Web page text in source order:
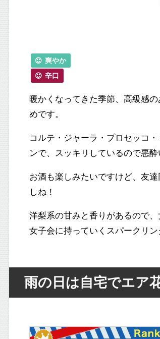
爽やか
辛口
暖かくなってきた季節、高級感
めです。
コルテ・ジャーラ・プロセッコ
ンで、スッキリしているので悪
お酒も楽しみたいですけど、友
しね！
洋梨系の甘みと香りがあるので、
女子会に持っていくスパークリ
雨の日は自宅でエア